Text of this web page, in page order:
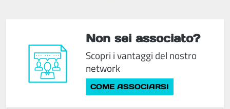
Non sei associato?
Scopri i vantaggi del nostro
network
COME ASSOCIARSI